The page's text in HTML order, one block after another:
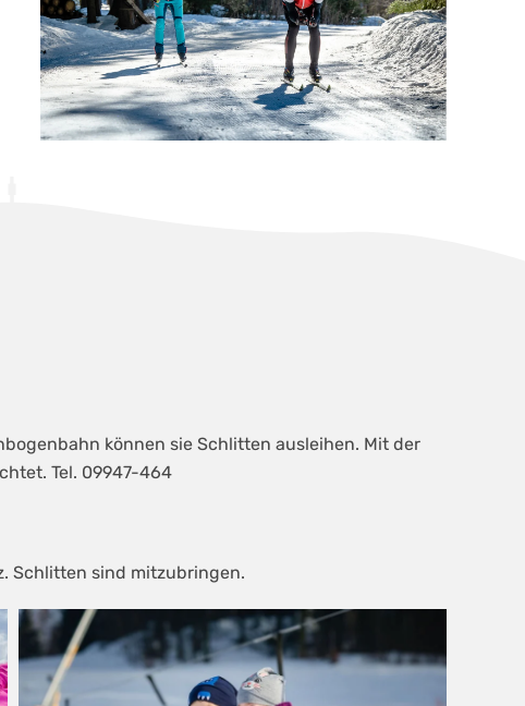
können sie Schlitten ausleihen. Mit der
Tel. 09947-464
Schlitten sind mitzubringen.